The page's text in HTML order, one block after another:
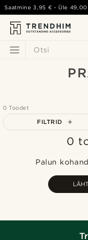
Otsi
Saatmine3,95 € - Üle
0 Toodet
FILTRID
0
Palun